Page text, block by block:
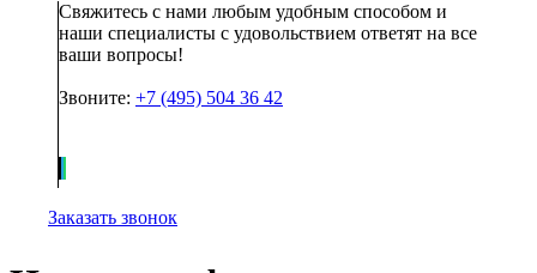
Свяжитесь с нами любым удобным способом и
наши специалисты с удовольствием ответят на все
ваши вопросы!
Звоните: +7 (495) 504 36 42
Заказать звонок